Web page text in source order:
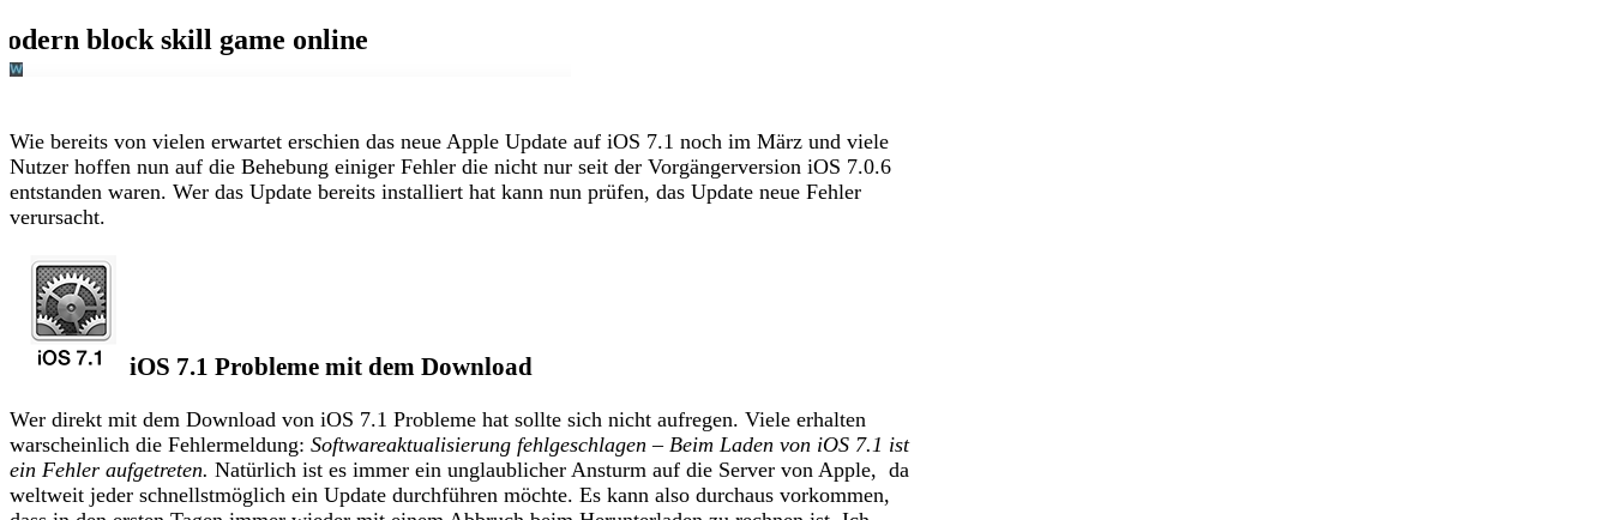
Wie bereits von vielen erwartet erschien das neue Apple Update auf iOS 7.1 noch im März und viele
Nutzer hoffen nun auf die Behebung einiger Fehler die nicht nur seit der Vorgängerversion iOS 7.0.6
entstanden waren. Wer das Update bereits installiert hat kann nun prüfen, das Update neue Fehler
verursacht.
iOS 7.1 Probleme mit dem Download
Wer direkt mit dem Download von iOS 7.1 Probleme hat sollte sich nicht aufregen. Viele erhalten
warscheinlich die Fehlermeldung: Softwareaktualisierung fehlgeschlagen – Beim Laden von iOS 7.1 ist
ein Fehler aufgetreten. Natürlich ist es immer ein unglaublicher Ansturm auf die Server von Apple, da
weltweit jeder schnellstmöglich ein Update durchführen möchte. Es kann also durchaus vorkommen,